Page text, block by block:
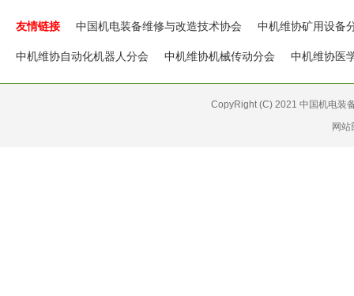
友情链接 中国机电装备维修与改造技术协会 中机维协矿用设备
中机维协自动化机器人分会 中机维协机械传动分会 中机维协医
CopyRight (C) 2021 中国机电装
网